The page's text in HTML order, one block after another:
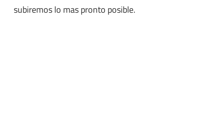
subiremos lo mas pronto posible.